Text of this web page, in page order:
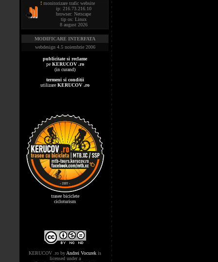
! monitorizare trafic website
ip: 216.73.216.10
browser: Netscape
tip os: Linux
8 august 2026
MODIFICARE INTERFATA
webdesign 4.5 noiembrie 2006
publicitate si reclame
pe KERUCOV .ro
(in curand)
termeni si conditii
utilizare KERUCOV .ro
trasee biciclete
cicloturism
KERUCOV .ro by Andrei Vocurek is
licensed under a